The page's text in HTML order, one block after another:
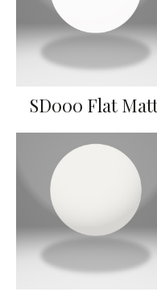
SD000 Flat